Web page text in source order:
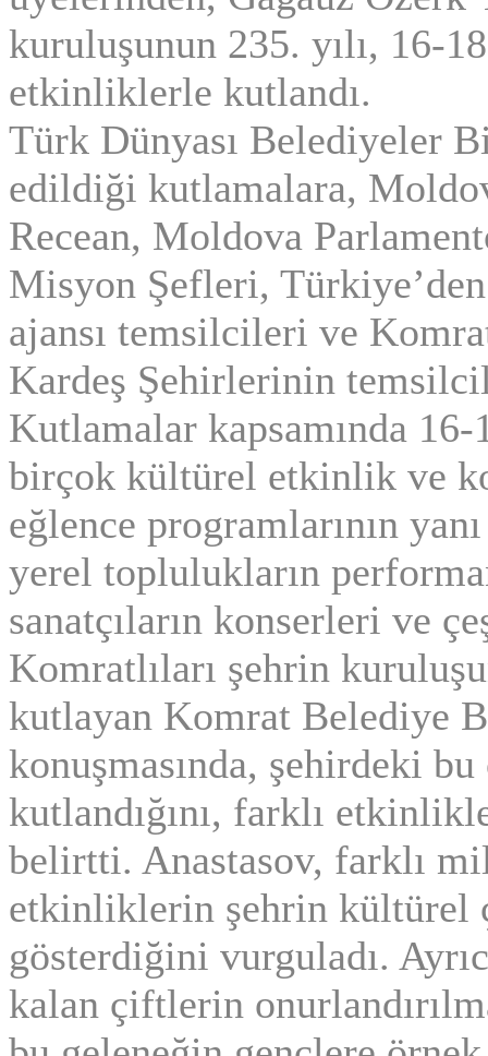
kuruluşunun 235. yılı, 16-
etkinliklerle kutlandı.
Türk Dünyası Belediyeler
edildiği kutlamalara,
Recean, Moldova
Misyon Şefleri,
ajansı temsilcileri ve
Kardeş Şehirlerinin
Kutlamalar kapsamında
birçok kültürel etkinlik ve
eğlence programlarının
yerel toplulukların
sanatçıların konserleri ve
Komratlıları şehrin
kutlayan Komrat Belediye
konuşmasında, şehirdeki
kutlandığını, farklı
belirtti. Anastasov, farklı
etkinliklerin şehrin
gösterdiğini vurguladı.
kalan çiftlerin